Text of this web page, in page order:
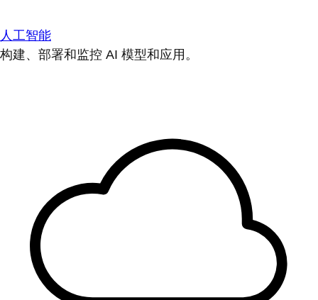
人工智能
构建、部署和监控 AI 模型和应用。